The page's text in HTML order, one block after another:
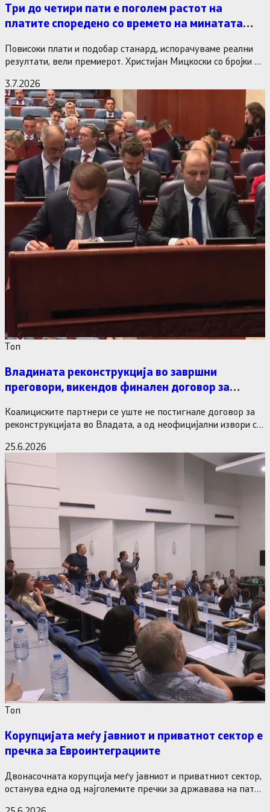
Три до четири пати е поголем растот на
платите споредено со времето на минатата
Повисоки плати и подобар станард, испорачуваме реални
резултати, вели премиерот. Христијан Мицкоски со бројки и
3.7.2026
Tоп
Владината реконструкција во завршни
преговори, викендов финален договор за
Коалициските партнери се уште не постигнале договор за
реконструкцијата во Владата, а од неофицијални извори се
25.6.2026
Tоп
Корупцијата меѓу јавниот и приватнот сектор е
пречка за Евроинтеграциите
Двонасочната корупција меѓу јавниот и приватниот сектор,
останува една од најголемите пречки за државава на патот